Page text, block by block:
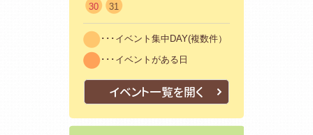
30 31
･･･イベント集中DAY(複数件）
･･･イベントがある日
イベント一覧を開く
はじめての方